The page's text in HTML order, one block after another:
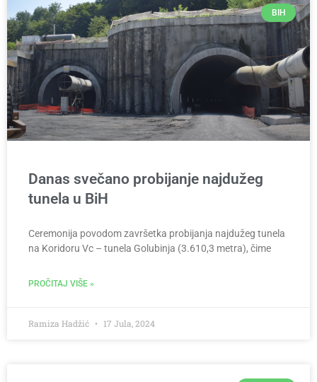
BIH
Danas svečano probijanje najdužeg
tunela u BiH
Ceremonija povodom završetka probijanja najdužeg tunela
na Koridoru Vc – tunela Golubinja (3.610,3 metra), čime
PROČITAJ VIŠE »
Ramiza Hadžić 17 Jula, 2024